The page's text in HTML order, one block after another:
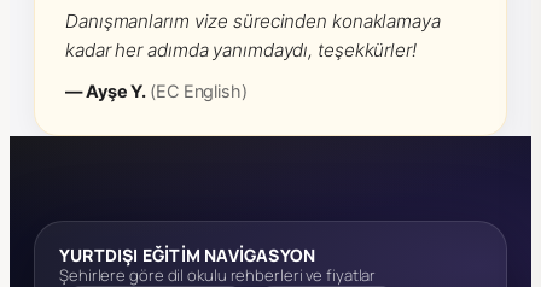
Danışmanlarım vize sürecinden konaklamaya
kadar her adımda yanımdaydı, teşekkürler!
— Ayşe Y. (EC English)
YURTDIŞI EĞİTİM NAVİGASYON
Şehirlere göre dil okulu rehberleri ve fiyatlar